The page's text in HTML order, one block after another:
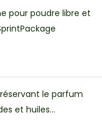
pour poudre libre et
le parfum
et huiles